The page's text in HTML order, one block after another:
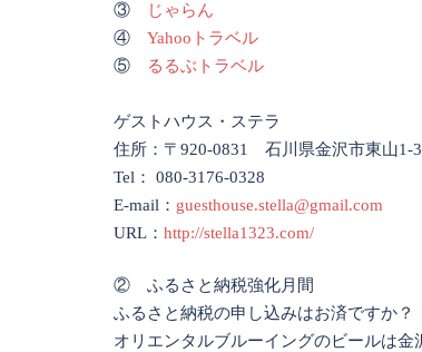
③
じゃらん
④ Yahooトラベル
⑤
るるぶトラベル
ゲストハウス・ステラ
住所：〒920-0831 石川県金沢市東山1-
Tel： 080-3176-0328
E-mail： guesthouse.stella@gmail.com
URL： http://stella1323.com/
② ふるさと納税強化月間
ふるさと納税の申し込みはお済ですか？
オリエンタルブルーイングのビールは